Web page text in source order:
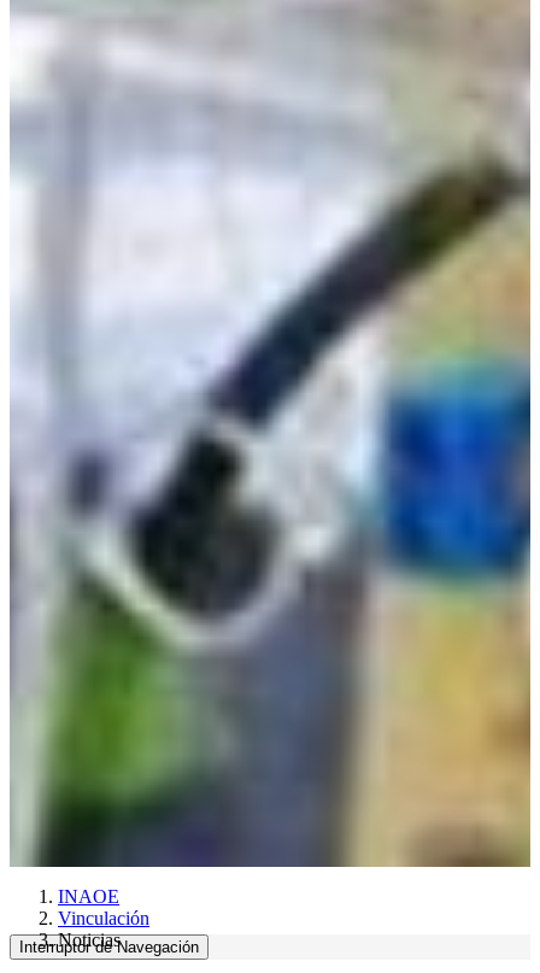
INAOE
Vinculación
Noticias
Interruptor de Navegación